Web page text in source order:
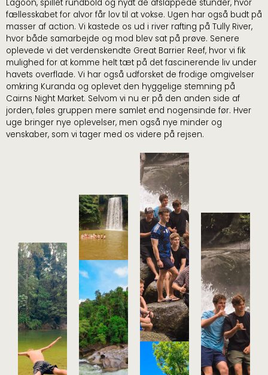
Lagoon, spillet rundbold og nydt de afslappede stunder, hvor
fællesskabet for alvor får lov til at vokse. Ugen har også budt på
masser af action. Vi kastede os ud i river rafting på Tully River,
hvor både samarbejde og mod blev sat på prøve. Senere
oplevede vi det verdenskendte Great Barrier Reef, hvor vi fik
mulighed for at komme helt tæt på det fascinerende liv under
havets overflade. Vi har også udforsket de frodige omgivelser
omkring Kuranda og oplevet den hyggelige stemning på
Cairns Night Market. Selvom vi nu er på den anden side af
jorden, føles gruppen mere samlet end nogensinde før. Hver
uge bringer nye oplevelser, men også nye minder og
venskaber, som vi tager med os videre på rejsen.